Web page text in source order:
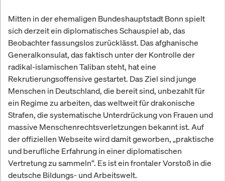
Mitten in der ehemaligen Bundeshauptstadt Bonn spielt
sich derzeit ein diplomatisches Schauspiel ab, das
Beobachter fassungslos zurücklässt. Das afghanische
Generalkonsulat, das faktisch unter der Kontrolle der
radikal-islamischen Taliban steht, hat eine
Rekrutierungsoffensive gestartet. Das Ziel sind junge
Menschen in Deutschland, die bereit sind, unbezahlt für
ein Regime zu arbeiten, das weltweit für drakonische
Strafen, die systematische Unterdrückung von Frauen und
massive Menschenrechtsverletzungen bekannt ist. Auf
der offiziellen Webseite wird damit geworben, „praktische
und berufliche Erfahrung in einer diplomatischen
Vertretung zu sammeln“. Es ist ein frontaler Vorstoß in die
deutsche Bildungs- und Arbeitswelt.